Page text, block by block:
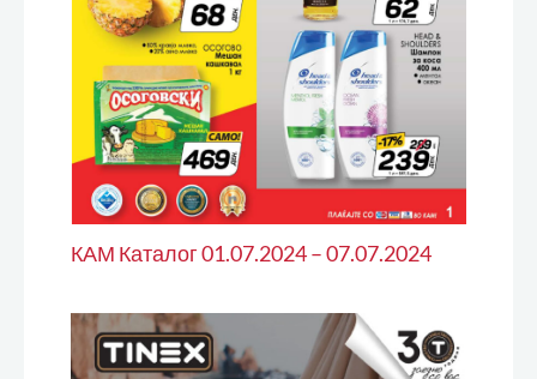
КАМ Каталог 01.07.2024 – 07.07.2024